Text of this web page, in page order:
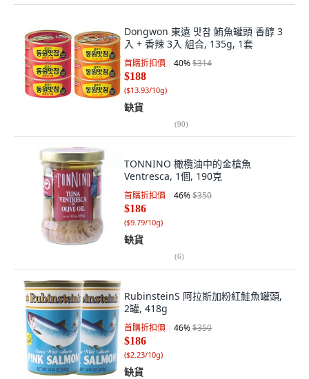
Dongwon 東遠 맛참 鮪魚罐頭 香醇 3
入 + 香辣 3入 組合, 135g, 1套
首購折扣價 40%$314
$188
($13.93/10g)
缺貨
(90)
TONNINO 橄欖油中的金槍魚
Ventresca, 1個, 190克
首購折扣價 46%$350
$186
($9.79/10g)
缺貨
(6)
RubinsteinS 阿拉斯加粉紅鮭魚罐頭,
2罐, 418g
首購折扣價 46%$350
$186
($2.23/10g)
缺貨